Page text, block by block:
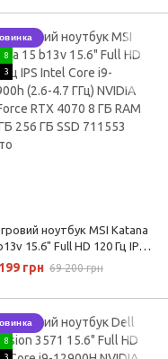
8
3
ноутбук MSI Katana
15.6" Full HD 120 Гц IPS
Core i9-13900h (2.6-4.7 ГГц)
GeForce RTX 4070 8 ГБ
грн 69 200 грн
8